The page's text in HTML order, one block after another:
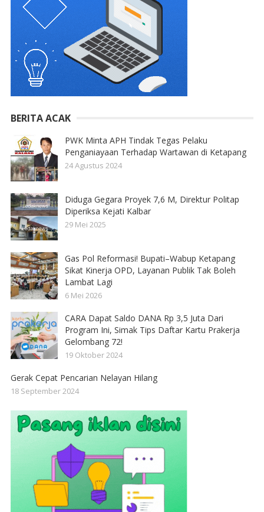
BERITA ACAK
PWK Minta APH Tindak Tegas Pelaku
Penganiayaan Terhadap Wartawan di Ketapang
24 Agustus 2024
Diduga Gegara Proyek 7,6 M, Direktur Politap
Diperiksa Kejati Kalbar
29 Mei 2025
Gas Pol Reformasi! Bupati–Wabup Ketapang
Sikat Kinerja OPD, Layanan Publik Tak Boleh
Lambat Lagi
6 Mei 2026
CARA Dapat Saldo DANA Rp 3,5 Juta Dari
Program Ini, Simak Tips Daftar Kartu Prakerja
Gelombang 72!
19 Oktober 2024
Gerak Cepat Pencarian Nelayan Hilang
18 September 2024